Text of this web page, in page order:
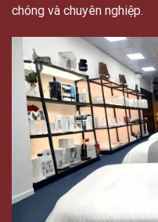
chóng và chuyên nghiệp.